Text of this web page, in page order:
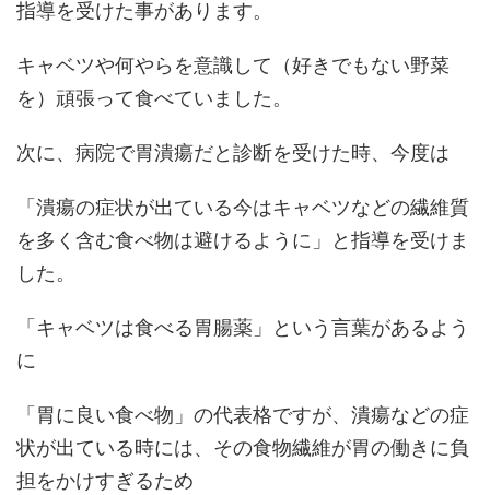
指導を受けた事があります。
キャベツや何やらを意識して（好きでもない野菜
を）頑張って食べていました。
次に、病院で胃潰瘍だと診断を受けた時、今度は
「潰瘍の症状が出ている今はキャベツなどの繊維質
を多く含む食べ物は避けるように」と指導を受けま
した。
「キャベツは食べる胃腸薬」という言葉があるよう
に
「胃に良い食べ物」の代表格ですが、潰瘍などの症
状が出ている時には、その食物繊維が胃の働きに負
担をかけすぎるため